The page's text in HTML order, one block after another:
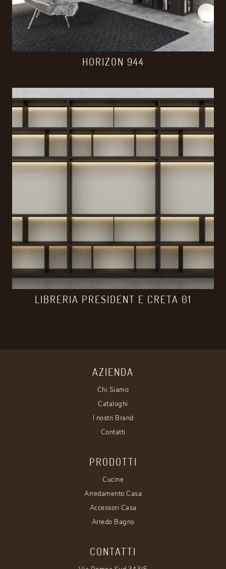
HORIZON 944
LIBRERIA PRESIDENT E CRETA 01
AZIENDA
Chi Siamo
Cataloghi
I nostri Brand
Contatti
PRODOTTI
Cucine
Arredamento Casa
Accessori Casa
Arredo Bagno
CONTATTI